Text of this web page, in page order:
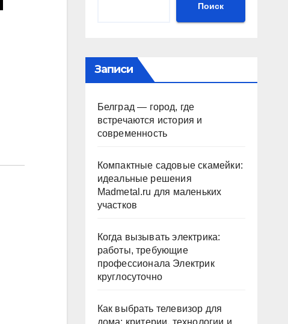
Поиск
Записи
Белград — город, где
встречаются история и
современность
Компактные садовые скамейки:
идеальные решения
Madmetal.ru для маленьких
участков
Когда вызывать электрика:
работы, требующие
профессионала Электрик
круглосуточно
Как выбрать телевизор для
дома: критерии, технологии и